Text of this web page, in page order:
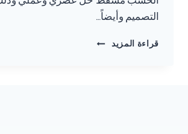
التصميم وأيضاً…
قراءة المزيد
تركيب